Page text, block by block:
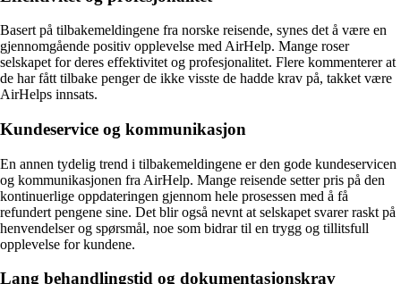
Basert på tilbakemeldingene fra norske reisende, synes det å være en
gjennomgående positiv opplevelse med AirHelp. Mange roser
selskapet for deres effektivitet og profesjonalitet. Flere kommenterer at
de har fått tilbake penger de ikke visste de hadde krav på, takket være
AirHelps innsats.
Kundeservice og kommunikasjon
En annen tydelig trend i tilbakemeldingene er den gode kundeservicen
og kommunikasjonen fra AirHelp. Mange reisende setter pris på den
kontinuerlige oppdateringen gjennom hele prosessen med å få
refundert pengene sine. Det blir også nevnt at selskapet svarer raskt på
henvendelser og spørsmål, noe som bidrar til en trygg og tillitsfull
opplevelse for kundene.
Lang behandlingstid og dokumentasjonskrav